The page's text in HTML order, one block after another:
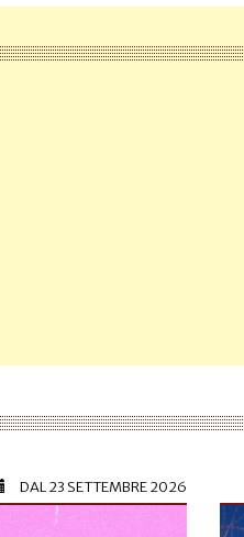
DAL23 SETTEMBRE 2026